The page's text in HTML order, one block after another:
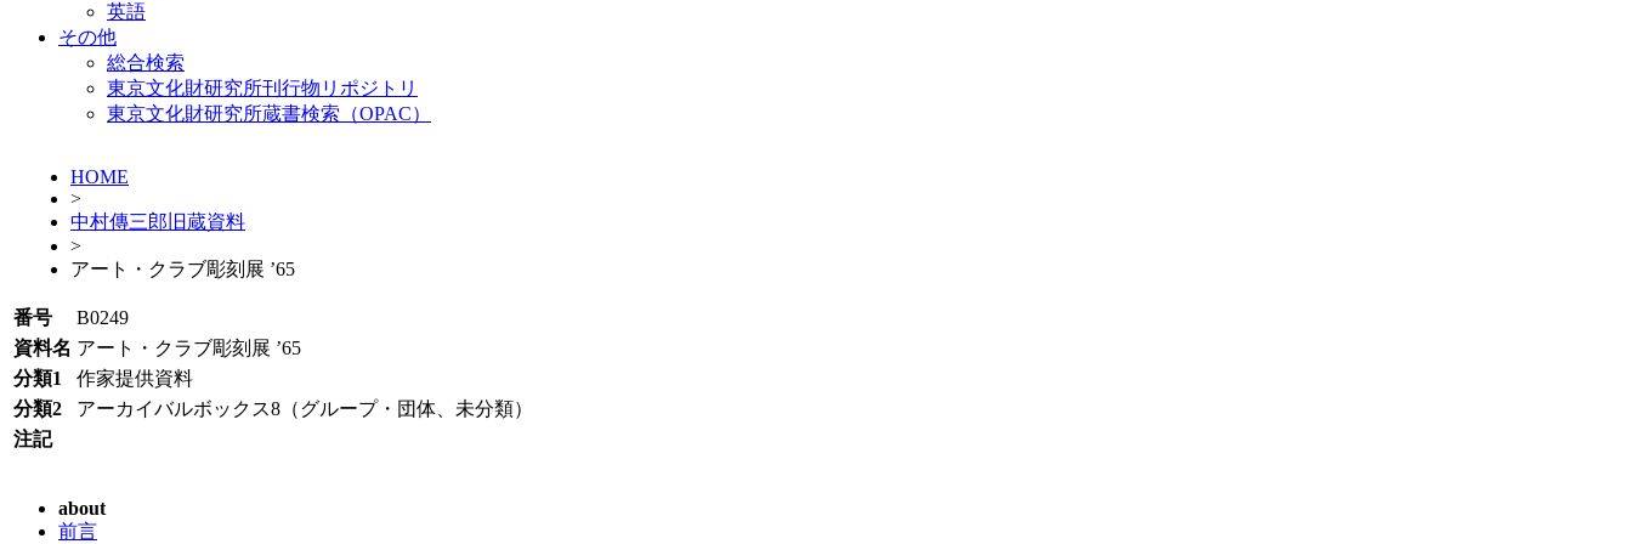
英語
その他
総合検索
東京文化財研究所刊行物リポジトリ
東京文化財研究所蔵書検索（OPAC）
HOME
>
中村傳三郎旧蔵資料
>
アート・クラブ彫刻展 ’65
番号
B0249
資料名 アート・クラブ彫刻展 ’65
分類1
作家提供資料
分類2
アーカイバルボックス8（グループ・団体、未分類）
注記
about
前言